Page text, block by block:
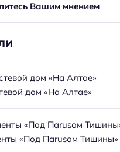
Вашим мнением
дом «На Алтае»
«Под Паrusом Тишины»